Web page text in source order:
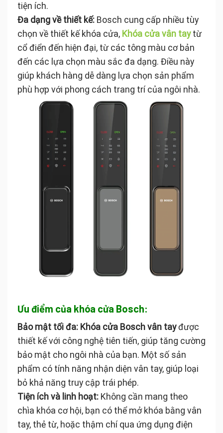
tiện ích.
Đa dạng về thiết kế: Bosch cung cấp nhiều tùy
chọn về thiết kế khóa cửa, Khóa cửa vân taytừ
cổ điển đến hiện đại, từ các tông màu cơ bản
đến các lựa chọn màu sắc đa dạng. Điều này
giúp khách hàng dễ dàng lựa chọn sản phẩm
phù hợp với phong cách trang trí của ngôi nhà.
Ưu điểm của khóa cửa Bosch:
Bảo mật tối đa: Khóa cửa Bosch vân tayđược
thiết kế với công nghệ tiên tiến, giúp tăng cường
bảo mật cho ngôi nhà của bạn. Một số sản
phẩm có tính năng nhận diện vân tay, giúp loại
bỏ khả năng truy cập trái phép.
Tiện ích và linh hoạt: Không cần mang theo
chìa khóa cơ hội, bạn có thể mở khóa bằng vân
tay, thẻ từ, hoặc thậm chí qua ứng dụng điện